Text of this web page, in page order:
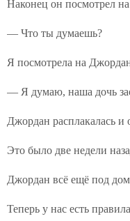
Наконец он посмотрел
— Что ты думаешь?
Я посмотрела на
— Я думаю, наша дочь
Джордан расплакалась и
Это было две недели
Джордан всё ещё под
Теперь у нас есть